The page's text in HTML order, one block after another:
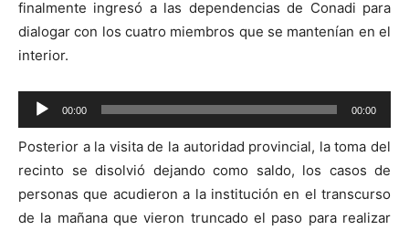
finalmente ingresó a las dependencias de Conadi para
dialogar con los cuatro miembros que se mantenían en el
interior.
Reproductor
de
audio
00:00 00:00
Posterior a la visita de la autoridad provincial, la toma del
recinto se disolvió dejando como saldo, los casos de
personas que acudieron a la institución en el transcurso
de la mañana que vieron truncado el paso para realizar